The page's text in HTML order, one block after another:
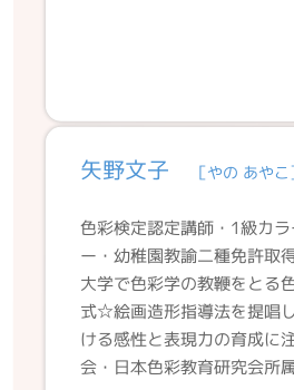
矢野文子 ［やの あやこ
色彩検定認定講師・1級カ
ー・幼稚園教諭二種免許取得
大学で色彩学の教鞭をとる
式☆絵画造形指導法を提唱
ける感性と表現力の育成に
会・日本色彩教育研究会所